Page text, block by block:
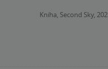
Kniha, Second Sky,